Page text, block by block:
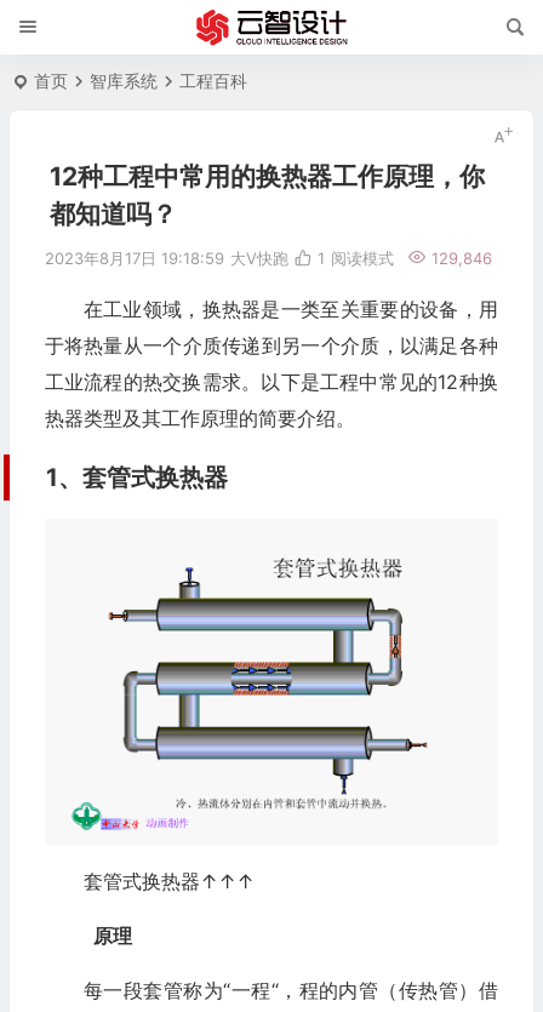
首页 智库系统 工程百科
12种工程中常用的换热器工作原理，你
都知道吗？
2023年8月17日 19:18:59 大V快跑 129,846
1 阅读模式
在工业领域，换热器是一类至关重要的设备，用
于将热量从一个介质传递到另一个介质，以满足各种
工业流程的热交换需求。以下是工程中常见的12种换
热器类型及其工作原理的简要介绍。
1、套管式换热器
套管式换热器↑↑↑
原理
每一段套管称为“一程“，程的内管（传热管）借